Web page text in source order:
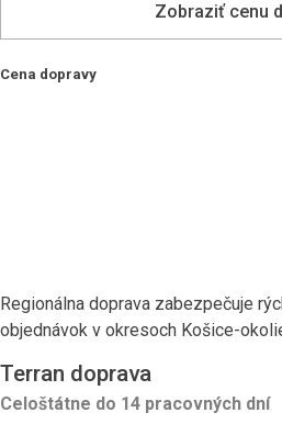
Zobraziť cenu
Cena dopravy
Regionálna doprava zabezpečuje
objednávok v okresoch Košice-
Terran doprava
Celoštátne do 14 pracovných dní